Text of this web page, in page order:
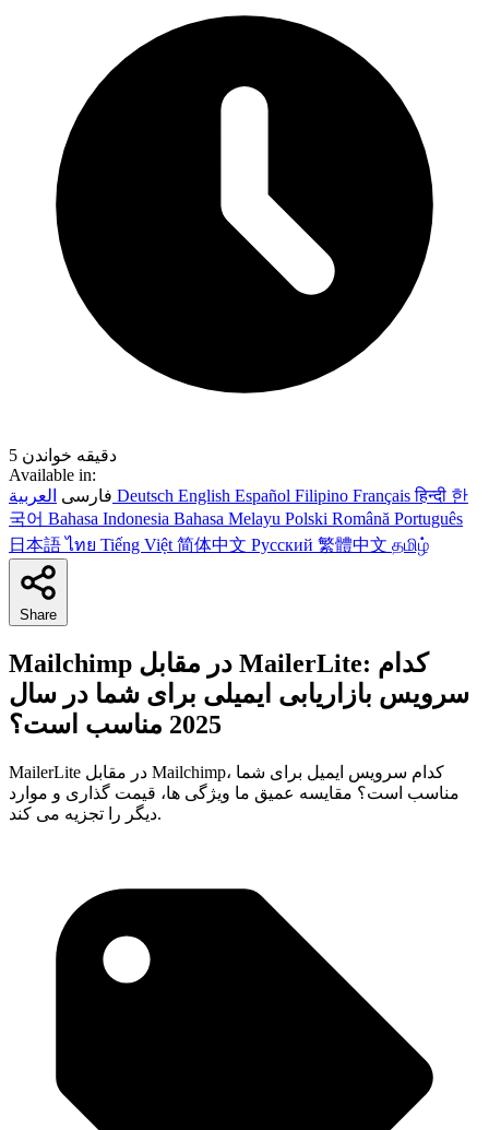
5 دقیقه خواندن
Available in:
فارسی Deutsch English Español Filipino Françaisहिन्दी 한
국어 Bahasa Indonesia Bahasa Melayu Polski Română Português
日本語ไทย Tiếng Việt 简体中文 Русский 繁體中文 தமிழ்
Share
Mailchimp در مقابل MailerLite: کدام
سرویس بازاریابی ایمیلی برای شما در سال
2025 مناسب است؟
MailerLite در مقابل Mailchimp، کدام سرویس ایمیل برای شما
مناسب است؟ مقایسه عمیق ما ویژگی ها، قیمت گذاری و موارد
دیگر را تجزیه می کند.